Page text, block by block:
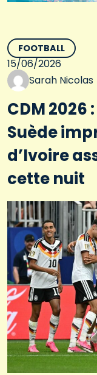
FOOTBALL
15/06/2026
Sarah Nicolas
CDM 2026
Suède
d’Ivoire
cette nuit